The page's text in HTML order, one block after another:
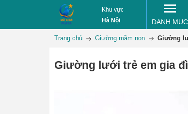
Khu vực
Hà Nội
DANH MỤC
Trang chủ Giường mầm non Giường
Giường lưới trẻ em gia